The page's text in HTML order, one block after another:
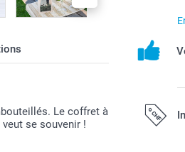
Le coffret à
se souvenir !